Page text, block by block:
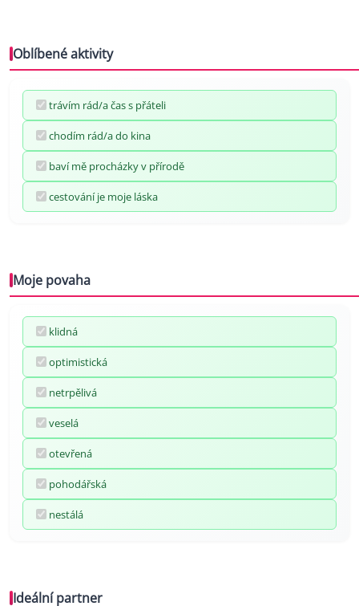
Oblíbené aktivity
trávím rád/a čas s přáteli
chodím rád/a do kina
baví mě procházky v přírodě
cestování je moje láska
Moje povaha
klidná
optimistická
netrpělivá
veselá
otevřená
pohodářská
nestálá
Ideální partner